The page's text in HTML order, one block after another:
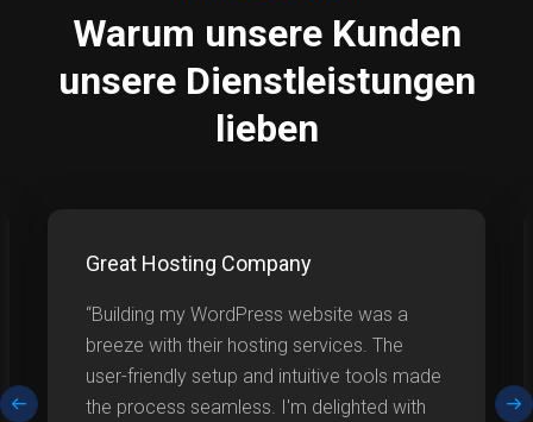
Warum unsere Kunden
unsere Dienstleistungen
lieben
Great Hosting Company
“Building my WordPress website was a
breeze with their hosting services. The
user-friendly setup and intuitive tools made
the process seamless. I'm delighted with